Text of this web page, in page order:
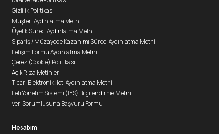
Gizlilik Politikası
Müşteri Aydınlatma Metni
Üyelik Süreci Aydınlatma Metni
Sipariş / Müzayede Kazanımı Süreci Aydınlatma Metni
İletişim Formu Aydınlatma Metni
Çerez (Cookie) Politikası
Açık Rıza Metinleri
Ticari Elektronik İleti Aydınlatma Metni
İleti Yönetim Sistemi (İYS) Bilgilendirme Metni
Veri Sorumlusuna Başvuru Formu
Hesabım